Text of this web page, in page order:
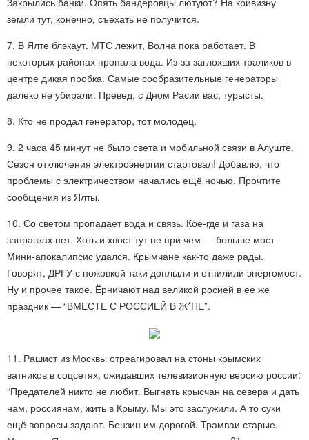
земли тут, конечно, съехать не получится.
7. В Ялте блэкаут. МТС лежит, Волна пока работает. В
некоторых районах пропала вода. Из-за заглохших траликов в
центре дикая пробка. Самые сообразительные генераторы
далеко не убирали. Превед, с Дном Расии вас, турысты.
8. Кто не продал генератор, тот молодец.
9. 2 часа 45 минут не было света и мобильной связи в Алуште.
Сезон отключения электроэнергии стартовал! Добавлю, что
проблемы с электричеством начались ещё ночью. Прочтите
сообщения из Ялты.
10. Со светом пропадает вода и связь. Кое-где и газа на
заправках нет. Хоть и хвост тут не при чем — больше мост
Мини-апокалипсис удался. Крымчане как-то даже рады.
Говорят, ДРГУ с ножовкой таки доплыли и отпилили энергомост.
Ну и прочее такое. Ёрничают над великой росией в ее же
праздник — “ВМЕСТЕ С РОССИЕЙ В Ж*ПЕ”.
11. Рашист из Москвы отреагировал на стоны крымских
ватников в соцсетях, ожидавших телевизионную версию россии:
“Предателей никто не любит. Выгнать крысчан на севера и дать
нам, россиянам, жить в Крыму. Мы это заслужили. А то суки
ещё вопросы задают. Бензин им дорогой. Трамваи старые.